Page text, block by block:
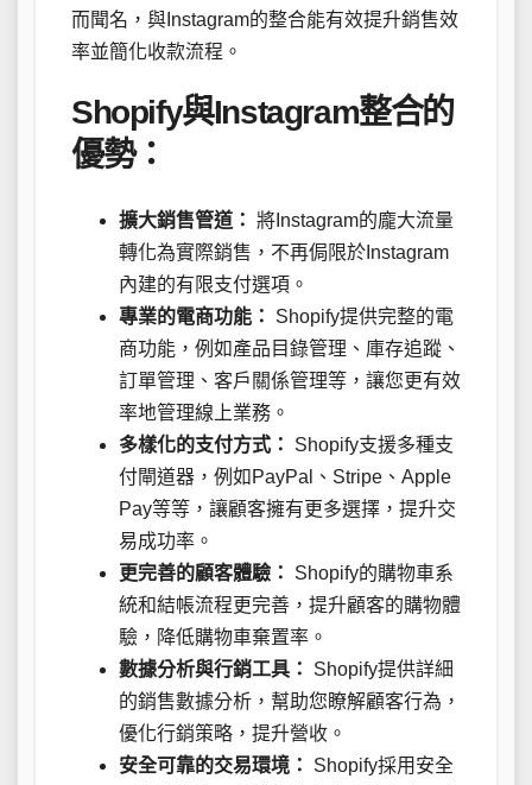
而聞名，與Instagram的整合能有效提升銷售效
率並簡化收款流程。
Shopify與Instagram整合的
優勢：
擴大銷售管道： 將Instagram的龐大流量
轉化為實際銷售，不再侷限於Instagram
內建的有限支付選項。
專業的電商功能：
Shopify提供完整的電
商功能，例如產品目錄管理、庫存追蹤、
訂單管理、客戶關係管理等，讓您更有效
率地管理線上業務。
多樣化的支付方式：
Shopify支援多種支
付閘道器，例如PayPal、Stripe、Apple
Pay等等，讓顧客擁有更多選擇，提升交
易成功率。
更完善的顧客體驗：
Shopify的購物車系
統和結帳流程更完善，提升顧客的購物體
驗，降低購物車棄置率。
數據分析與行銷工具：
Shopify提供詳細
的銷售數據分析，幫助您瞭解顧客行為，
優化行銷策略，提升營收。
安全可靠的交易環境：
Shopify採用安全